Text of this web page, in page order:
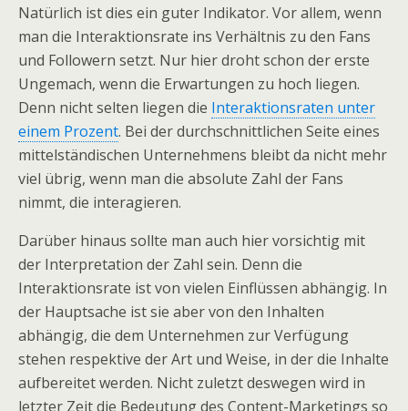
Natürlich ist dies ein guter Indikator. Vor allem, wenn
man die Interaktionsrate ins Verhältnis zu den Fans
und Followern setzt. Nur hier droht schon der erste
Ungemach, wenn die Erwartungen zu hoch liegen.
Denn nicht selten liegen die Interaktionsraten unter
einem Prozent. Bei der durchschnittlichen Seite eines
mittelständischen Unternehmens bleibt da nicht mehr
viel übrig, wenn man die absolute Zahl der Fans
nimmt, die interagieren.
Darüber hinaus sollte man auch hier vorsichtig mit
der Interpretation der Zahl sein. Denn die
Interaktionsrate ist von vielen Einflüssen abhängig. In
der Hauptsache ist sie aber von den Inhalten
abhängig, die dem Unternehmen zur Verfügung
stehen respektive der Art und Weise, in der die Inhalte
aufbereitet werden. Nicht zuletzt deswegen wird in
letzter Zeit die Bedeutung des Content-Marketings so